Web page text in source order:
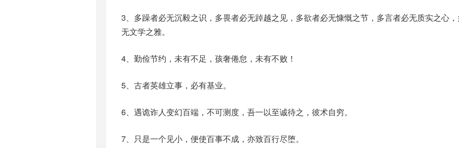
3、多躁者必无沉毅之识，多畏者必无踔越之见，多欲者必无慷慨之节，多言者必无质实之心
无文学之雅。
4、勤俭节约，未有不足，孩奢倦怠，未有不败！
5、古者英雄立事，必有基业。
6、遇诡诈人变幻百端，不可测度，吾一以至诚待之，彼术自穷。
7、只是一个见小，便使百事不成，亦致百行尽堕。